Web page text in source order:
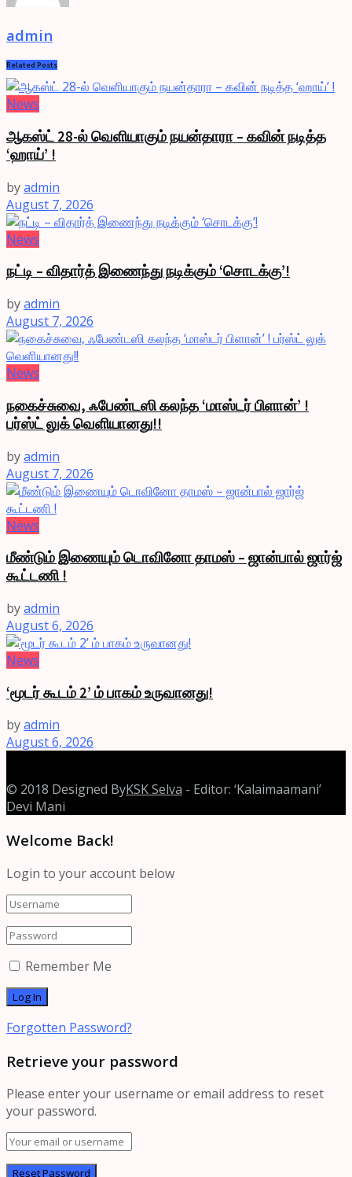
admin
Related Posts
News
ஆகஸ்ட் 28-ல் வெளியாகும் நயன்தாரா – கவின் நடித்த
‘ஹாய்’ !
byadmin
August 7, 2026
News
நட்டி – விதார்த் இணைந்து நடிக்கும் ‘சொடக்கு’!
byadmin
August 7, 2026
News
நகைச்சுவை, ஃபேண்டஸி கலந்த ‘மாஸ்டர் பிளான்’ !
பர்ஸ்ட் லுக் வெளியானது!!
byadmin
August 7, 2026
News
மீண்டும் இணையும் டொவினோ தாமஸ் – ஜான்பால் ஜார்ஜ்
கூட்டணி !
byadmin
August 6, 2026
News
‘மூடர் கூடம் 2’ ம் பாகம் உருவானது!
byadmin
August 6, 2026
© 2018 Designed ByKSK Selva - Editor: ‘Kalaimaamani’
Devi Mani
Welcome Back!
Login to your account below
Remember Me
Forgotten Password?
Retrieve your password
Please enter your username or email address to reset
your password.